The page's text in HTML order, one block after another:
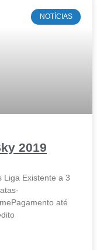
NOTÍCIAS
2019
Liga Existente a 3
até